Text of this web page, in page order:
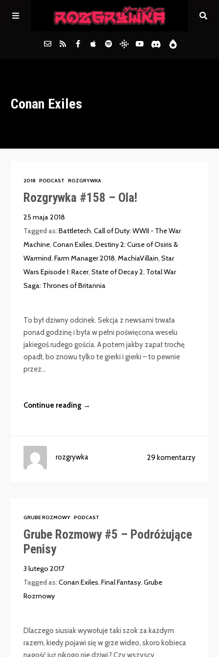
Archiwum
Conan Exiles
2018 PODCAST ROZGRYWKA
Rozgrywka #158 – Ola!
25 maja 2018
Tagged as:Battletech,Call of Duty: WWII - The War
Machine,Conan Exiles,Destiny 2: Curse of Osiris &
Warmind,Farm Manager 2018,MachiaVillain,Star
Wars Episode I: Racer,State of Decay 2, Total War
Saga: Thrones of Britannia
To był dziwny odcinek. Sekcja z newsami trwała
ponad godzinę i była w pełni poświęcona weselu
jakiegoś rudego gościa. A potem jakby zapał trochę
opadł, bo znowu tylko te gierki i gierki – to pewnie
przez...
Continue reading →
29 komentarzy
rozgrywka
GRUBE ROZMOWY PODCAST
Grube Rozmowy #5 – Podróżujące
Penisy
3 lutego 2017
Tagged as:Conan Exiles,Final Fantasy,Grube
Rozmowy
Dlaczego siusiak wywołuje taki szok za każdym
razem, kiedy pojawi się w grze wideo, skoro kobieca
nagość już nikogo nie dziwi? Czy wszyscy